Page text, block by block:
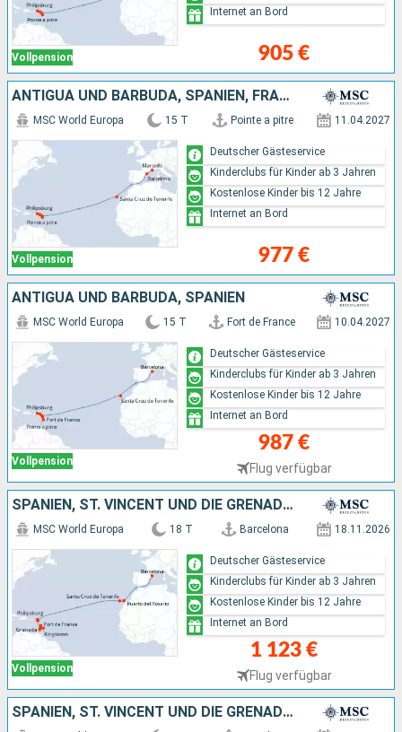
Vollpension 905 €
Internet an Bord
ANTIGUA UND BARBUDA, SPANIEN, FRANKREICH
Vollpension
MSC World Europa 15 T Pointe a pitre 11.04.2027
977 €
Deutscher Gästeservice
Kinderclubs für Kinder ab 3 Jahren
Kostenlose Kinder bis 12 Jahre
Internet an Bord
ANTIGUA UND BARBUDA, SPANIEN
Vollpension
MSC World Europa 15 T Fort de France 10.04.2027
987 €
Flug verfügbar
Deutscher Gästeservice
Kinderclubs für Kinder ab 3 Jahren
Kostenlose Kinder bis 12 Jahre
Internet an Bord
SPANIEN, ST. VINCENT UND DIE GRENADINEN, BARBADOS, GRENADA
Vollpension
MSC World Europa 18 T Barcelona 18.11.2026
1 123 €
Flug verfügbar
Deutscher Gästeservice
Kinderclubs für Kinder ab 3 Jahren
Kostenlose Kinder bis 12 Jahre
Internet an Bord
SPANIEN, ST. VINCENT UND DIE GRENADINEN, BARBADOS, GRENADA